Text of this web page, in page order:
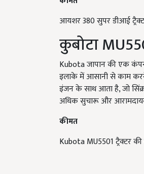
आयशर 380 सुपर डीआई
कुबोटा
Kubota जापान की एक
इलाके में आसानी से काम
इंजन के साथ आता है, जो
अधिक सुचारू और
कीमत
Kubota MU5501 ट्रैक्टर